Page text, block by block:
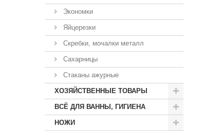
Экономки
Яйцерезки
Скребки, мочалки металл
Сахарницы
Стаканы ажурные
ХОЗЯЙСТВЕННЫЕ ТОВАРЫ
ВСЁ ДЛЯ ВАННЫ, ГИГИЕНА
НОЖИ